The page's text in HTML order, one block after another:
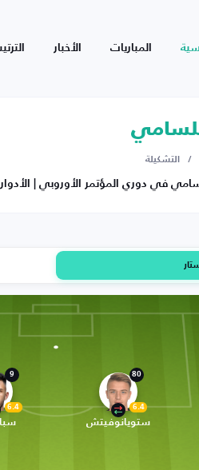
المباريات الأخبار
/ التشكيلة
في دوري المؤتمر الأوروبي | الأدوار
9
6.4
80
6.4
ستويانوفيتش